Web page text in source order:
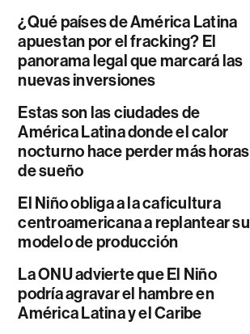
¿Qué países de América Latina
apuestan por el fracking? El
panorama legal que marcará las
nuevas inversiones
Estas son las ciudades de
América Latina donde el calor
nocturno hace perder más horas
de sueño
El Niño obliga a la caficultura
centroamericana a replantear su
modelo de producción
La ONU advierte que El Niño
podría agravar el hambre en
América Latina y el Caribe